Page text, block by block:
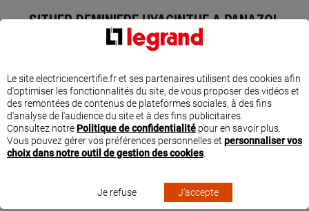
SITUER DEMINIERE HYACINTHE À PANAZOL
Le site electriciencertifie.fr et ses partenaires utilisent des cookies afin
d'optimiser les fonctionnalités du site, de vous proposer des vidéos et
des remontées de contenus de plateformes sociales, à des fins
d'analyse de l'audience du site et à des fins publicitaires.
Consultez notre Politique de confidentialité pour en savoir plus.
Vous pouvez gérer vos préférences personnelles et personnaliser vos
choix dans notre outil de gestion des cookies.
Je refuse J'accepte